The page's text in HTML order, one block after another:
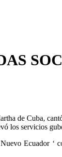
de Cuba,
servicios
Ecuador ‘